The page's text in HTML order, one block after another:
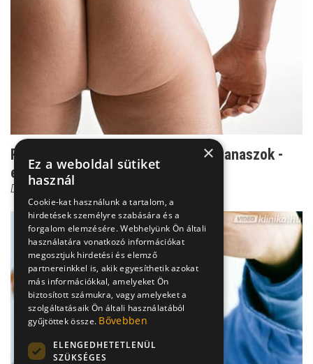
Romló szexuális élet és prosztatapanaszok -
ennyi az összefü...
Dr. Török Alexander
×
Ez a weboldal sütiket
használ
Cookie-kat használunk a tartalom, a
hirdetések személyre szabására és a
forgalom elemzésére. Webhelyünk Ön általi
használatára vonatkozó információkat
megosztjuk hirdetési és elemző
partnereinkkel is, akik egyesíthetik azokat
más információkkal, amelyeket Ön
biztosított számukra, vagy amelyeket a
szolgáltatásaik Ön általi használatából
gyűjtöttek össze. Bővebben
ELENGEDHETETLENÜL
SZÜKSÉGES